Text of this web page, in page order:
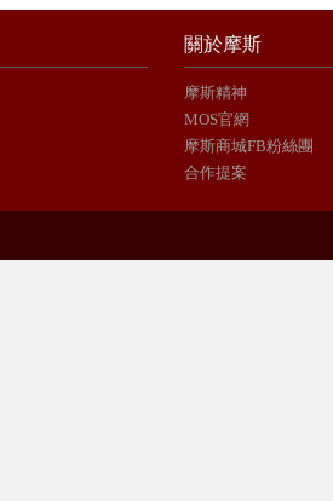
關於摩斯
摩斯精神
MOS官網
摩斯商城FB粉絲團
合作提案